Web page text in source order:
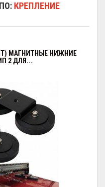
КРЕПЛЕНИЕ
МАГНИТНЫЕ НИЖНИЕ
2 ДЛЯ...